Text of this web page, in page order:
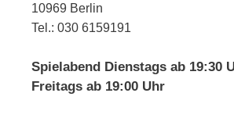
10969 Berlin
Tel.: 030 6159191
Spielabend Dienstags ab 19:30
Freitags ab 19:00 Uhr